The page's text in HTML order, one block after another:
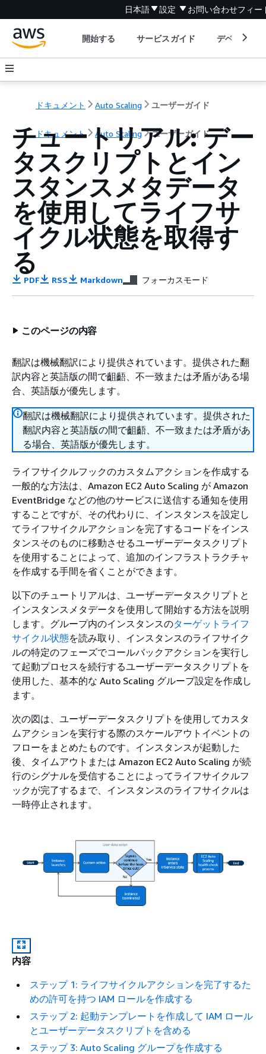
日本語 設定 お問い合わせフィー
開始する サービスガイド デベロッパ
ドキュメント Auto Scaling ユーザーガイド
ドキュメント Auto Scaling ユーザーガイド
チュートリアル: デー
タスクリプトとイン
スタンスメタデータ
を使用してライフサ
イクル状態を取得す
る
PDF RSS Markdown フォーカスモード
このページの内容
翻訳は機械翻訳により提供されています。提供された翻
訳内容と英語版の間で齟齬、不一致または矛盾がある場
合、英語版が優先します。
翻訳は機械翻訳により提供されています。提供された
翻訳内容と英語版の間で齟齬、不一致または矛盾があ
る場合、英語版が優先します。
ライフサイクルフックのカスタムアクションを作成する
一般的な方法は、Amazon EC2 Auto Scaling が Amazon
EventBridge などの他のサービスに送信する通知を使用
することですが、その代わりに、インスタンスを設定し
てライフサイクルアクションを完了するコードをインス
タンスそのものに移動させるユーザーデータスクリプト
を使用することによって、追加のインフラストラクチャ
を作成する手間を省くことができます。
以下のチュートリアルは、ユーザーデータスクリプトと
インスタンスメタデータを使用して開始する方法を説明
します。グループ内のインスタンスのターゲットライフ
サイクル状態を読み取り、インスタンスのライフサイク
ルの特定のフェーズでコールバックアクションを実行し
て起動プロセスを続行するユーザーデータスクリプトを
使用した、基本的な Auto Scaling グループ設定を作成し
ます。
次の図は、ユーザーデータスクリプトを使用してカスタ
ムアクションを実行する際のスケールアウトイベントの
フローをまとめたものです。インスタンスが起動した
後、タイムアウトまたは Amazon EC2 Auto Scaling が続
行のシグナルを受信することによってライフサイクルフ
ックが完了するまで、インスタンスのライフサイクルは
一時停止されます。
内容
ステップ 1: ライフサイクルアクションを完了するた
めの許可を持つ IAM ロールを作成する
ステップ 2: 起動テンプレートを作成して IAM ロール
とユーザーデータスクリプトを含める
ステップ 3: Auto Scaling グループを作成する